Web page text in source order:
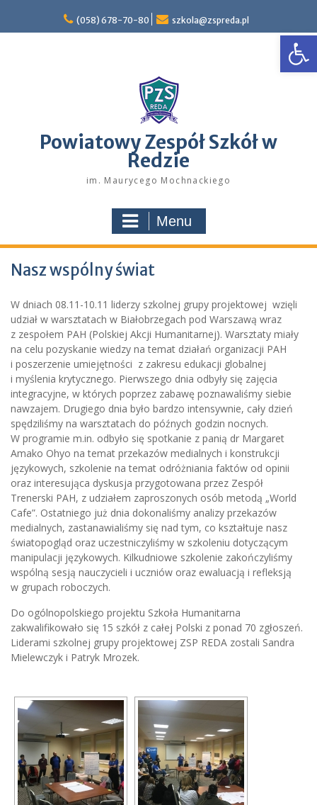
content
(058) 678-70-80 szkola@zspreda.pl
Powiatowy Zespół Szkół w
Redzie
im. Maurycego Mochnackiego
Menu
Nasz wspólny świat
W dniach 08.11-10.11 liderzy szkolnej grupy projektowej wzięli
udział w warsztatach w Białobrzegach pod Warszawą wraz
z zespołem PAH (Polskiej Akcji Humanitarnej). Warsztaty miały
na celu pozyskanie wiedzy na temat działań organizacji PAH
i poszerzenie umiejętności z zakresu edukacji globalnej
i myślenia krytycznego. Pierwszego dnia odbyły się zajęcia
integracyjne, w których poprzez zabawę poznawaliśmy siebie
nawzajem. Drugiego dnia było bardzo intensywnie, cały dzień
spędziliśmy na warsztatach do późnych godzin nocnych.
W programie m.in. odbyło się spotkanie z panią dr Margaret
Amako Ohyo na temat przekazów medialnych i konstrukcji
językowych, szkolenie na temat odróżniania faktów od opinii
oraz interesująca dyskusja przygotowana przez Zespół
Trenerski PAH, z udziałem zaproszonych osób metodą „World
Cafe”. Ostatniego już dnia dokonaliśmy analizy przekazów
medialnych, zastanawialiśmy się nad tym, co kształtuje nasz
światopogląd oraz uczestniczyliśmy w szkoleniu dotyczącym
manipulacji językowych. Kilkudniowe szkolenie zakończyliśmy
wspólną sesją nauczycieli i uczniów oraz ewaluacją i refleksją
w grupach roboczych.
Do ogólnopolskiego projektu Szkoła Humanitarna
zakwalifikowało się 15 szkół z całej Polski z ponad 70 zgłoszeń.
Liderami szkolnej grupy projektowej ZSP REDA zostali Sandra
Mielewczyk i Patryk Mrozek.